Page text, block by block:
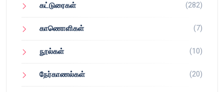
கட்டுரைகள் (282)
காணொளிகள் (7)
நூல்கள் (10)
நேர்காணல்கள் (20)